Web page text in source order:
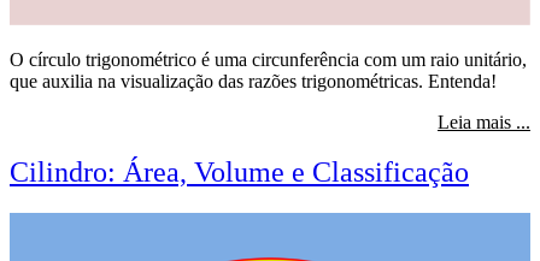
O círculo trigonométrico é uma circunferência com um raio unitário,
que auxilia na visualização das razões trigonométricas. Entenda!
Leia mais ...
Cilindro: Área, Volume e Classificação